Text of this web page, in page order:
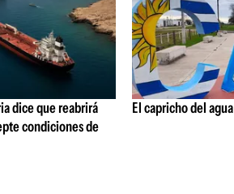
dice que reabrirá
condiciones de
El capricho del agua